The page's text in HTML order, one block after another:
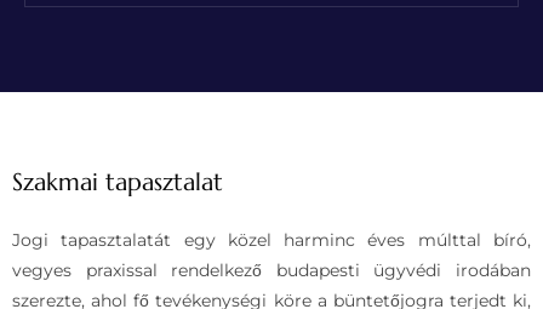
Szakmai tapasztalat
Jogi tapasztalatát egy közel harminc éves múlttal bíró,
vegyes praxissal rendelkező budapesti ügyvédi irodában
szerezte, ahol fő tevékenységi köre a büntetőjogra terjedt ki,